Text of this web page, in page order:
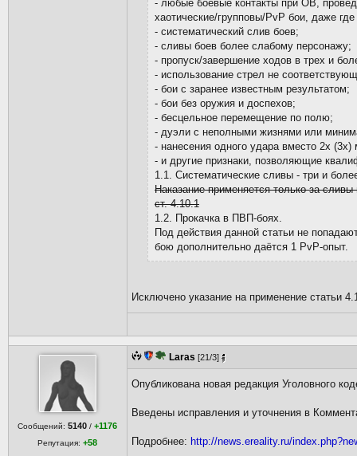
- любые боевые контакты при ОВ,
хаотические/групповы/PvP бои, даже
- систематический слив боев;
- сливы боев более слабому персонажу;
- пропуск/завершение ходов в трех и
- использование стрел не
- бои с заранее известным результатом;
- бои без оружия и доспехов;
- бесцельное перемещение по полю;
- дуэли с неполными жизнями или
- нанесения одного удара вместо 2х
- и другие признаки, позволяющие
1.1. Систематические сливы - три и
Наказание применяется только за
ст. 4.10.1
1.2. Прокачка в ПВП-боях.
Под действия данной статьи не
бою дополнительно даётся 1 PvP-опыт.
Исключено указание на применение статьи
Сообщений:5140 /+1176
Репутация:+58
Laras [21/3]
Опубликована новая редакция Уголовного
Введены исправления и уточнения в
Подробнее: http://news.ereality.ru/